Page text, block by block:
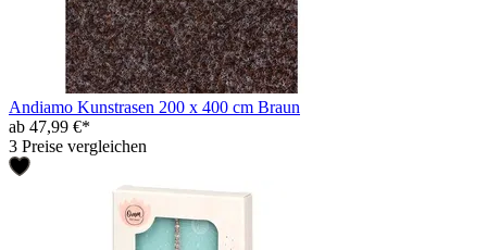
Andiamo Kunstrasen 200 x 400 cm Braun
ab 47,99 €*
3 Preise vergleichen